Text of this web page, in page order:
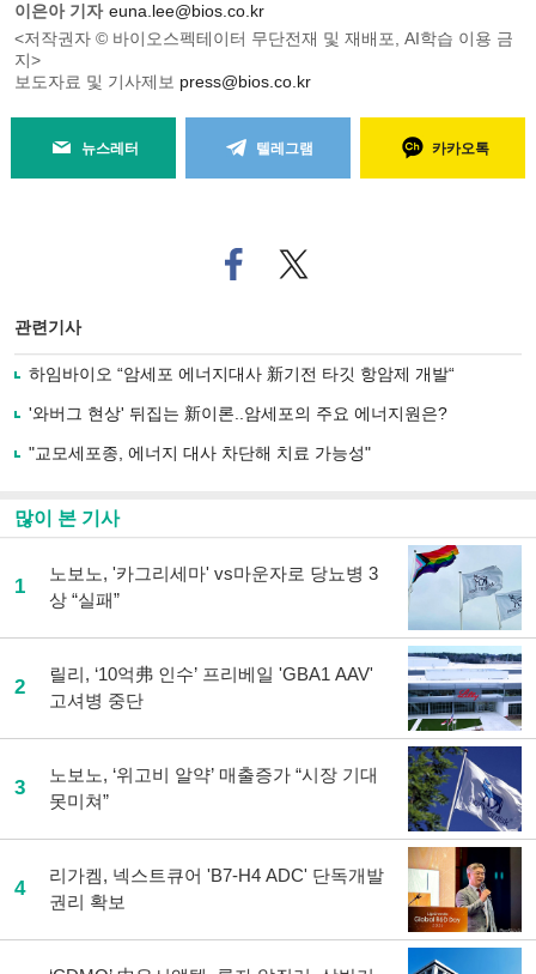
이은아 기자 euna.lee@bios.co.kr
<저작권자 © 바이오스펙테이터 무단전재 및 재배포, AI학습 이용 금
지>
보도자료 및 기사제보 press@bios.co.kr
뉴스레터 텔레그램 카카오톡
페
이
로
기
사
유
트위
터로
관련기사
하임바이오 “암세포 에너지대사 新기전 타깃 항암제 개발“
'와버그 현상' 뒤집는 新이론..암세포의 주요 에너지원은?
"교모세포종, 에너지 대사 차단해 치료 가능성"
많이 본 기사
1
노보노, '카그리세마' vs마운자로 당뇨병 3
상 “실패”
2
릴리, ‘10억弗 인수’ 프리베일 'GBA1 AAV'
고셔병 중단
3
노보노, ‘위고비 알약’ 매출증가 “시장 기대
못미쳐”
4
리가켐, 넥스트큐어 'B7-H4 ADC' 단독개발
권리 확보